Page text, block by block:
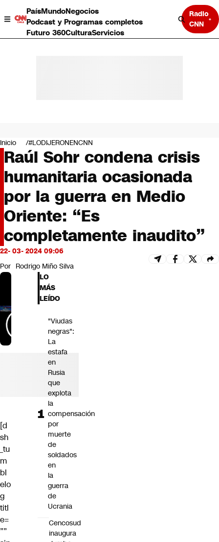
PaísMundoNegocios
Podcast y Programas completos
Futuro 360CulturaServicios
Radio
CNN
Negocios
Deportes
Programas completos
Cultura
Servicios
Bits
CNN tiempo
Opinión
Inicio #LODIJERONENCNN
Raúl Sohr condena crisis
humanitaria ocasionada
por la guerra en Medio
Oriente: “Es
completamente inaudito”
22- 03- 2024 09:06
Por Rodrigo Miño Silva
[d
sh
_tu
m
bl
elo
g
titl
e=
””
LO
MÁS
LEÍDO
"Viudas
negras":
La
estafa
en
Rusia
que
explota
la
compensación
por
muerte
de
soldados
en
la
guerra
de
Ucrania
Cencosud
inaugura